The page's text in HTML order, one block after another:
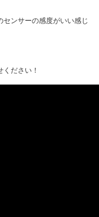
センサーの感度がいい感じ
ださい！